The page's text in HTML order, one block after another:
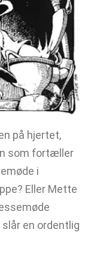
på hjertet,
som fortæller
i
Eller Mette
en ordentlig